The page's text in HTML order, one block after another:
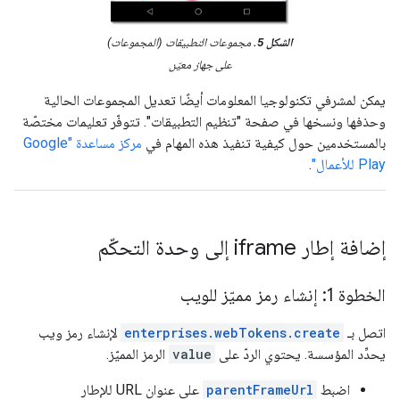
الشكل 5. مجموعات التطبيقات (المجموعات)
على جهاز معيّن
يمكن لمشرفي تكنولوجيا المعلومات أيضًا تعديل المجموعات الحالية
وحذفها ونسخها في صفحة "تنظيم التطبيقات". تتوفّر تعليمات مختصّة
بالمستخدمين حول كيفية تنفيذ هذه المهام في
مركز مساعدة "Google
Play للأعمال"
.
إضافة إطار iframe إلى وحدة التحكّم
الخطوة 1: إنشاء رمز مميّز للويب
اتصل بـ enterprises.webTokens.create لإنشاء رمز ويب
يحدِّد المؤسسة. يحتوي الردّ على value الرمز المميّز.
اضبط parentFrameUrl
على عنوان URL للإطار